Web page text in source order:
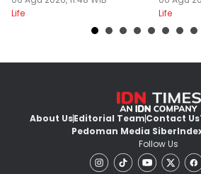
Life
Life
About UsEditorial TeamContact Us
Pedoman Media Siber
Follow Us